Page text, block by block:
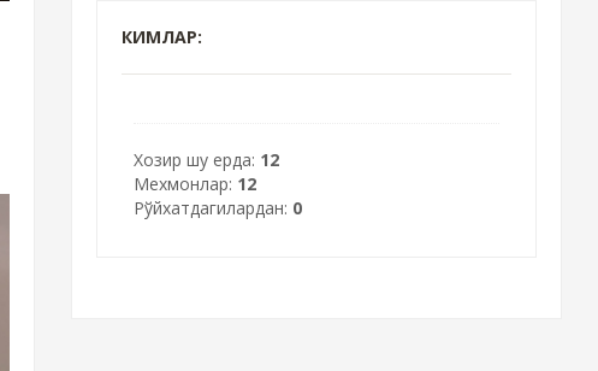
КИМЛАР:
Хозир шу ерда: 12
Мехмонлар: 12
Рўйхатдагилардан: 0